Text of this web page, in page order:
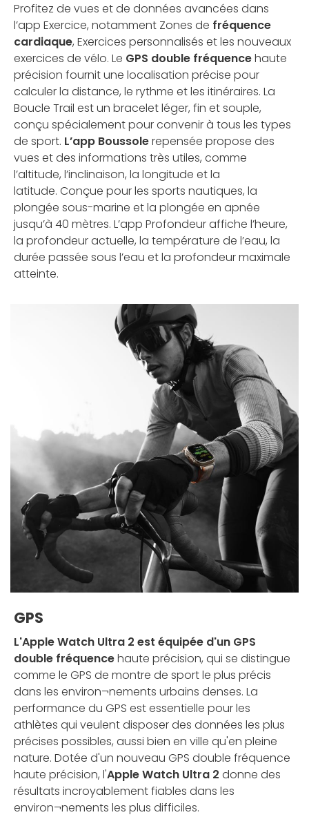
Profitez de vues et de données avancées dans
l’app Exercice, notamment Zones de fréquence
cardiaque, Exercices personnalisés et les nouveaux
exercices de vélo. Le GPS double fréquencehaute
précision fournit une localisation précise pour
calculer la distance, le rythme et les itinéraires. La
Boucle Trail est un bracelet léger, fin et souple,
conçu spécialement pour convenir à tous les types
de sport. L’app Boussolerepensée propose des
vues et des informations très utiles, comme
l’altitude, l’inclinaison, la longitude et la
latitude. Conçue pour les sports nautiques, la
plongée sous-marine et la plongée en apnée
jusqu’à 40 mètres. L’app Profondeur affiche l’heure,
la profondeur actuelle, la température de l’eau, la
durée passée sous l’eau et la profondeur maximale
atteinte.
GPS
L'Apple Watch Ultra 2 est équipée d'un GPS
double fréquencehaute précision, qui se distingue
comme le GPS de montre de sport le plus précis
dans les environ¬nements urbains denses. La
performance du GPS est essentielle pour les
athlètes qui veulent disposer des données les plus
précises possibles, aussi bien en ville qu'en pleine
nature. Dotée d'un nouveau GPS double fréquence
haute précision, l'Apple Watch Ultra 2 donne des
résultats incroyablement fiables dans les
environ¬nements les plus difficiles.